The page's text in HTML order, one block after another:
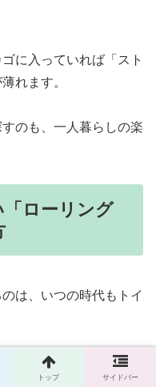
に入っていれば「スト
れます。
のも、一人暮らしの楽
ローリング
は、いつの時代もトイ
るための最低限の備え
トップ サイドバー